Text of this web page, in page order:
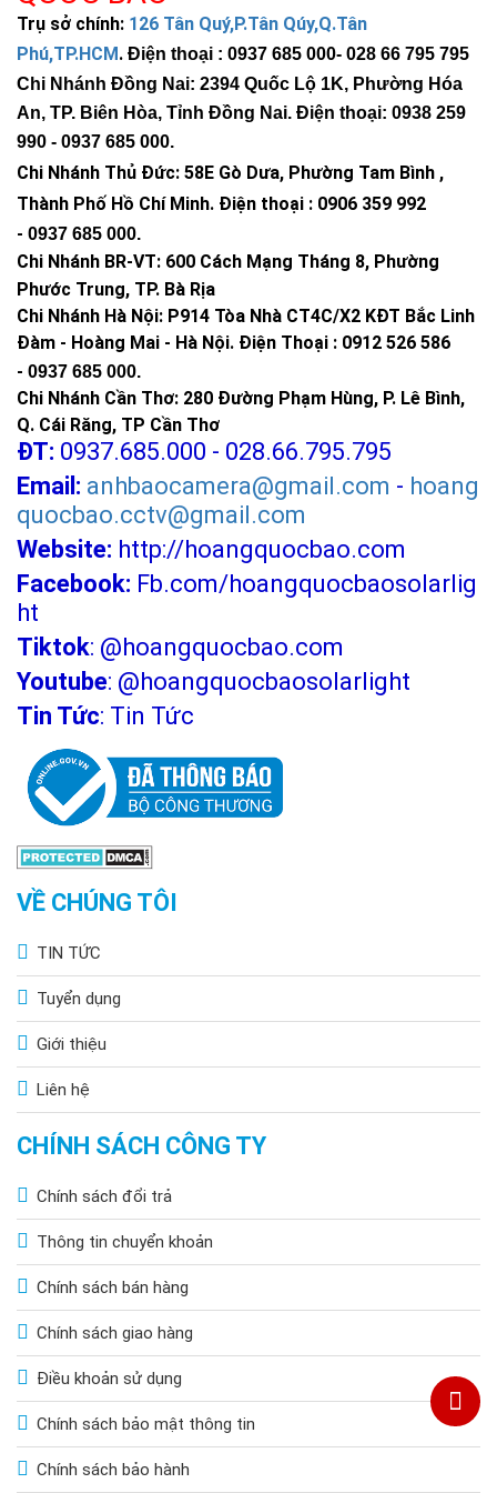
Nguyên, TP. Bà Rịa, Vũng Tàu
Chi Nhánh Hà Nội: P914 Tòa Nhà CT4C/X2 KĐT Bắc
Linh Đàm - Hoàng Mai - Hà Nội.
Trụ sở chính: 126 Tân Quý,P.Tân Qúy,Q.Tân
Phú,TP.HCM. Điện thoại : 0937 685 000- 028 66 795 795
Chi Nhánh Đồng Nai: 2394 Quốc Lộ 1K, Phường Hóa
An, TP. Biên Hòa, Tỉnh Đồng Nai. Điện thoại: 0938 259
990 - 0937 685 000.
Chi Nhánh Thủ Đức: 58E Gò Dưa, Phường Tam Bình ,
Thành Phố Hồ Chí Minh. Điện thoại : 0906 359 992
- 0937 685 000.
Chi Nhánh BR-VT: 600 Cách Mạng Tháng 8, Phường
Phước Trung, TP. Bà Rịa
Chi Nhánh Hà Nội: P914 Tòa Nhà CT4C/X2 KĐT Bắc Linh
Đàm - Hoàng Mai - Hà Nội. Điện Thoại : 0912 526 586
- 0937 685 000.
Chi Nhánh Cần Thơ: 280 Đường Phạm Hùng, P. Lê Bình,
Q. Cái Răng, TP Cần Thơ
ĐT: 0937.685.000 - 028.66.795.795
Email: anhbaocamera@gmail.com - hoang
quocbao.cctv@gmail.com
Website: http://hoangquocbao.com
Facebook: Fb.com/hoangquocbaosolarlig
ht
Tiktok: @hoangquocbao.com
Youtube: @hoangquocbaosolarlight
Tin Tức: Tin Tức
VỀ CHÚNG TÔI
TIN TỨC
Tuyển dụng
Giới thiệu
Liên hệ
CHÍNH SÁCH CÔNG TY
Chính sách đổi trả
Thông tin chuyển khoản
Chính sách bán hàng
Chính sách giao hàng
Điều khoản sử dụng
Chính sách bảo mật thông tin
Chính sách bảo hành